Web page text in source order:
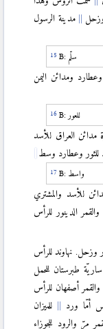
مدينة الرسول
B: سلّم
وعطارد ومدائن اليمن
B: للعور
مدائن العراق للأسد
للثور وعطارد وسط
B: واسط
للأسد والمشتري
والقمر الدينور للرأس
وزحل. نهاوند للرأس
ساريّة طبرستان للحمل
والقمر أصفهان للرأس
أمّا ورد
للميزان
مرّ والرود للجوزاء